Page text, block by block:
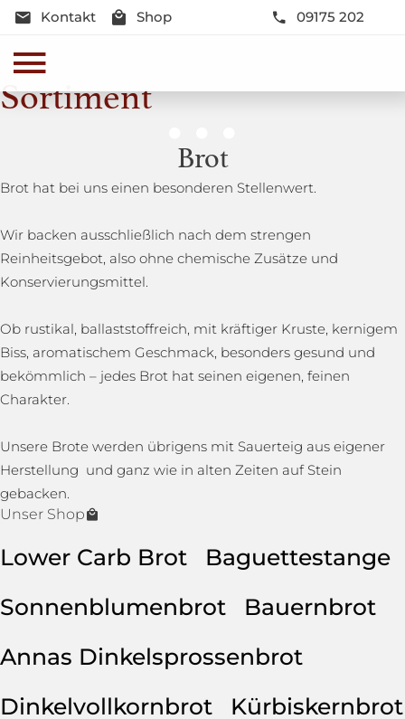
Kontakt Shop 09175 202
Sortiment
Genussmomente
Herzhaft oder süß - Beste Qualität und Frische sind
Brot
Brot hat bei uns einen besonderen Stellenwert.
Wir backen ausschließlich nach dem strengen
Reinheitsgebot, also ohne chemische Zusätze und
Konservierungsmittel.
Ob rustikal, ballaststoffreich, mit kräftiger Kruste, kernigem
Biss, aromatischem Geschmack, besonders gesund und
bekömmlich – jedes Brot hat seinen eigenen, feinen
Charakter.
Unsere Brote werden übrigens mit Sauerteig aus eigener
Herstellung und ganz wie in alten Zeiten auf Stein
gebacken.
Unser Shop
Lower Carb Brot
Baguettestange
Sonnenblumenbrot
Bauernbrot
Annas Dinkelsprossenbrot
Dinkelvollkornbrot
Kürbiskernbrot